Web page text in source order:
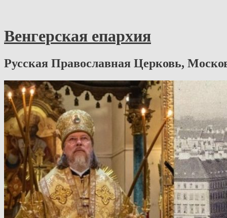
Венгерская епархия
Русская Православная Церковь,